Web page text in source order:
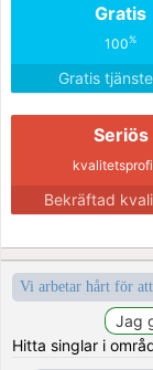
Gratis
100%
Gratis
Seriös
Bekräftad
Vi arbetar hårt för
Hitta singlar i